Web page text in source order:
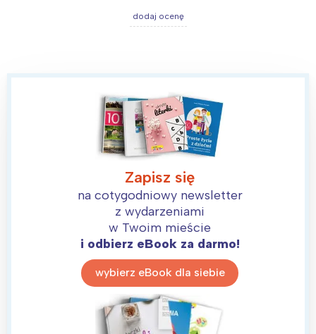
dodaj ocenę
Zapisz się
na cotygodniowy newsletter
z wydarzeniami
w Twoim mieście
i odbierz eBook za darmo!
wybierz eBook dla siebie